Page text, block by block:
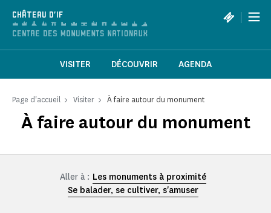
CHÂTEAU D'IF |
VISITER DÉCOUVRIR AGENDA
Page d'accueil Visiter À faire autour du monument
À faire autour du monument
Aller à : Les monuments à proximité
Se balader, se cultiver, s'amuser